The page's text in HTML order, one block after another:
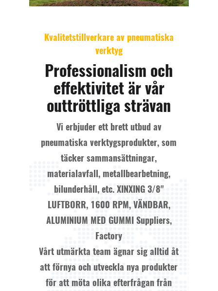
Kvalitetstillverkare av pneumatiska
verktyg
Professionalism och
effektivitet är vår
outtröttliga strävan
Vi erbjuder ett brett utbud av
pneumatiska verktygsprodukter, som
täcker sammansättningar,
materialavfall, metallbearbetning,
bilunderhåll, etc.XINXING 3/8"
LUFTBORR, 1600 RPM, VÄNDBAR,
ALUMINIUM MED GUMMI Suppliers,
Factory
Vårt utmärkta team ägnar sig alltid åt
att förnya och utveckla nya produkter
för att möta olika efterfrågan från